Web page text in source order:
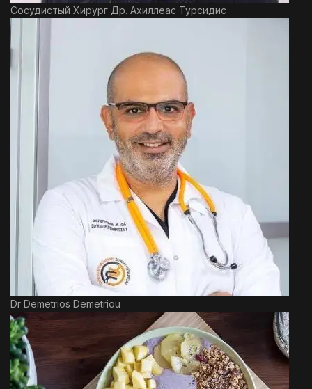
Сосудистый Хирург Др. Ахиллеас Турсидис
Dr Demetrios Demetriou